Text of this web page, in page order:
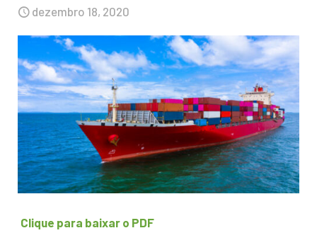
dezembro 18, 2020
Clique para baixar o PDF